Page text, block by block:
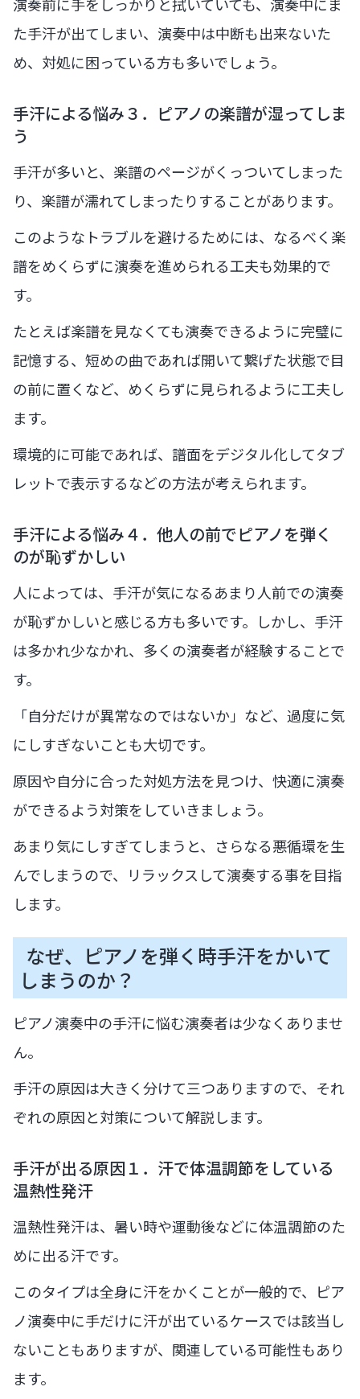
た手汗が出てしまい、演奏中は中断も出来ないた
め、対処に困っている方も多いでしょう。
手汗による悩み３．ピアノの楽譜が湿ってしま
う
手汗が多いと、楽譜のページがくっついてしまった
り、楽譜が濡れてしまったりすることがあります。
このようなトラブルを避けるためには、なるべく楽
譜をめくらずに演奏を進められる工夫も効果的で
す。
たとえば楽譜を見なくても演奏できるように完璧に
記憶する、短めの曲であれば開いて繋げた状態で目
の前に置くなど、めくらずに見られるように工夫し
ます。
環境的に可能であれば、譜面をデジタル化してタブ
レットで表示するなどの方法が考えられます。
手汗による悩み４．他人の前でピアノを弾く
のが恥ずかしい
人によっては、手汗が気になるあまり人前での演奏
が恥ずかしいと感じる方も多いです。しかし、手汗
は多かれ少なかれ、多くの演奏者が経験することで
す。
「自分だけが異常なのではないか」など、過度に気
にしすぎないことも大切です。
原因や自分に合った対処方法を見つけ、快適に演奏
ができるよう対策をしていきましょう。
あまり気にしすぎてしまうと、さらなる悪循環を生
んでしまうので、リラックスして演奏する事を目指
します。
なぜ、ピアノを弾く時手汗をかいて
しまうのか？
ピアノ演奏中の手汗に悩む演奏者は少なくありませ
ん。
手汗の原因は大きく分けて三つありますので、それ
ぞれの原因と対策について解説します。
手汗が出る原因１．汗で体温調節をしている
温熱性発汗
温熱性発汗は、暑い時や運動後などに体温調節のた
めに出る汗です。
このタイプは全身に汗をかくことが一般的で、ピア
ノ演奏中に手だけに汗が出ているケースでは該当し
ないこともありますが、関連している可能性もあり
ます。